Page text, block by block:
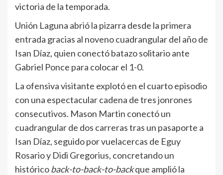
victoria de la temporada.
Unión Laguna abrió la pizarra desde la primera
entrada gracias al noveno cuadrangular del año de
Isan Díaz, quien conectó batazo solitario ante
Gabriel Ponce para colocar el 1-0.
La ofensiva visitante explotó en el cuarto episodio
con una espectacular cadena de tres jonrones
consecutivos. Mason Martin conectó un
cuadrangular de dos carreras tras un pasaporte a
Isan Díaz, seguido por vuelacercas de Eguy
Rosario y Didi Gregorius, concretando un
históricoback-to-back-to-backque amplió la